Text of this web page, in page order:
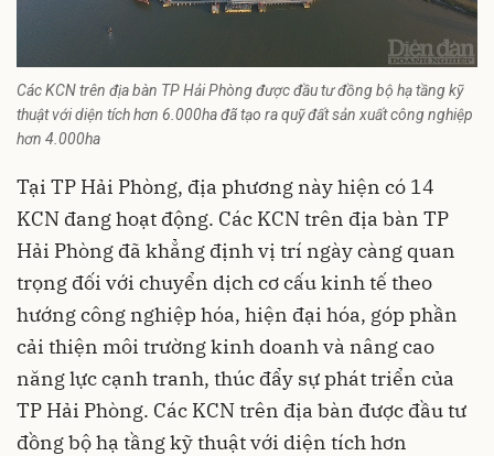
Các KCN trên địa bàn TP Hải Phòng được đầu tư đồng bộ hạ tầng kỹ
thuật với diện tích hơn 6.000ha đã tạo ra quỹ đất sản xuất công nghiệp
hơn 4.000ha
Tại TP Hải Phòng, địa phương này hiện có 14
KCN đang hoạt động. Các KCN trên địa bàn TP
Hải Phòng đã khẳng định vị trí ngày càng quan
trọng đối với chuyển dịch cơ cấu kinh tế theo
hướng công nghiệp hóa, hiện đại hóa, góp phần
cải thiện môi trường kinh doanh và nâng cao
năng lực cạnh tranh, thúc đẩy sự phát triển của
TP Hải Phòng. Các KCN trên địa bàn được đầu tư
đồng bộ hạ tầng kỹ thuật với diện tích hơn